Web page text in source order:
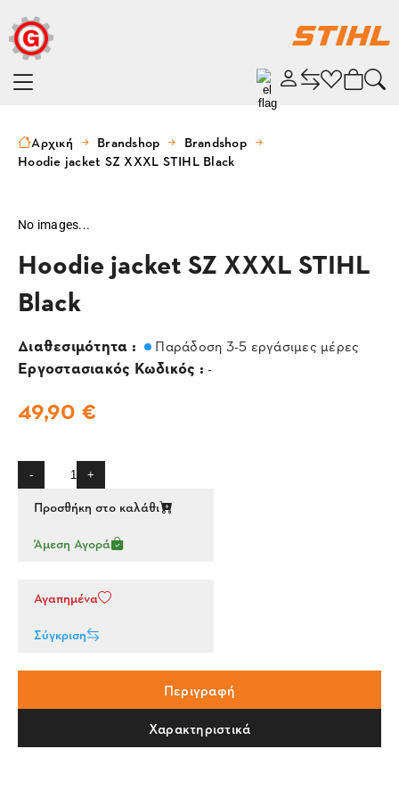
Αρχική Brandshop
Brandshop
Hoodie jacket SZ XXXL STIHL Black
No images...
Hoodie jacket SZ XXXL STIHL
Black
Διαθεσιμότητα : Παράδοση 3-5 εργάσιμες μέρες
Εργοστασιακός Κωδικός : -
49,90 €
- +
Προσθήκη στο καλάθι
Άμεση Αγορά
Αγαπημένα
Σύγκριση
Περιγραφή
Χαρακτηριστικά